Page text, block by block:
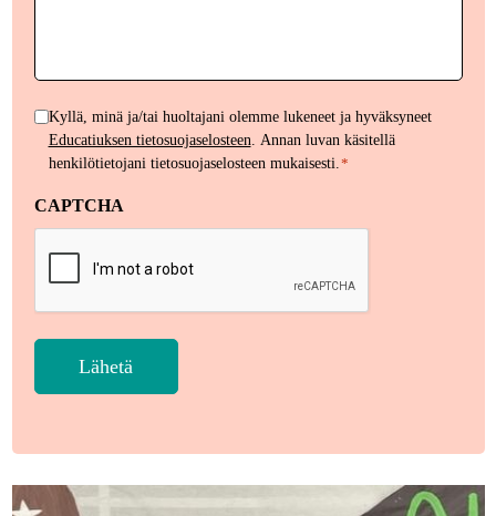
Henkilötietojen
käsittely
Kyllä, minä ja/tai huoltajani olemme lukeneet ja hyväksyneet
Educatiuksen tietosuojaselosteen. Annan luvan käsitellä
henkilötietojani tietosuojaselosteen mukaisesti.*
CAPTCHA